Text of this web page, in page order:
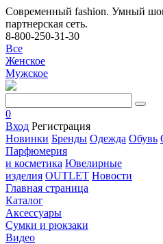
Современный fashion. Умный
партнерская сеть.
8-800-250-31-30
Все
Женское
Мужское
0
Вход Регистрация
Новинки Бренды Одежда Обувь
Парфюмерия
и косметика Ювелирные
изделия OUTLET Новости
Главная страница
Каталог
Аксессуары
Сумки и рюкзаки
Видео